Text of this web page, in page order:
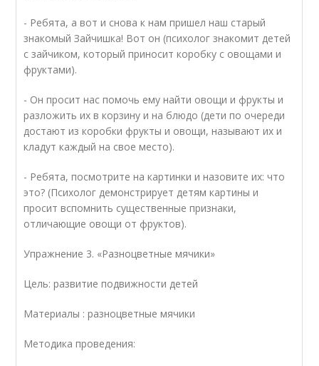
- Ребята, а вот и снова к нам пришел наш старый
знакомый Зайчишка! Вот он (психолог знакомит детей
с зайчиком, который приносит коробку с овощами и
фруктами).
- Он просит нас помочь ему найти овощи и фрукты и
разложить их в корзину и на блюдо (дети по очереди
достают из коробки фрукты и овощи, называют их и
кладут каждый на свое место).
- Ребята, посмотрите на картинки и назовите их: что
это? (Психолог демонстрирует детям картины и
просит вспомнить существенные признаки,
отличающие овощи от фруктов).
Упражнение 3. «Разноцветные мячики»
Цель: развитие подвижности детей
Материалы : разноцветные мячики
Методика проведения: